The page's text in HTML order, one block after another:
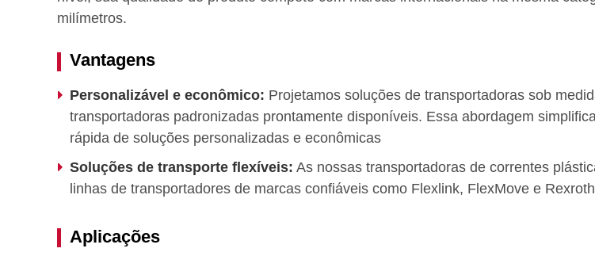
milímetros.
Vantagens
Personalizável e econômico: Projetamos soluções de transportadoras sob
transportadoras padronizadas prontamente disponíveis. Essa abordagem
rápida de soluções personalizadas e econômicas
Soluções de transporte flexíveis: As nossas transportadoras de correntes
linhas de transportadores de marcas confiáveis como Flexlink, FlexMove e
Aplicações